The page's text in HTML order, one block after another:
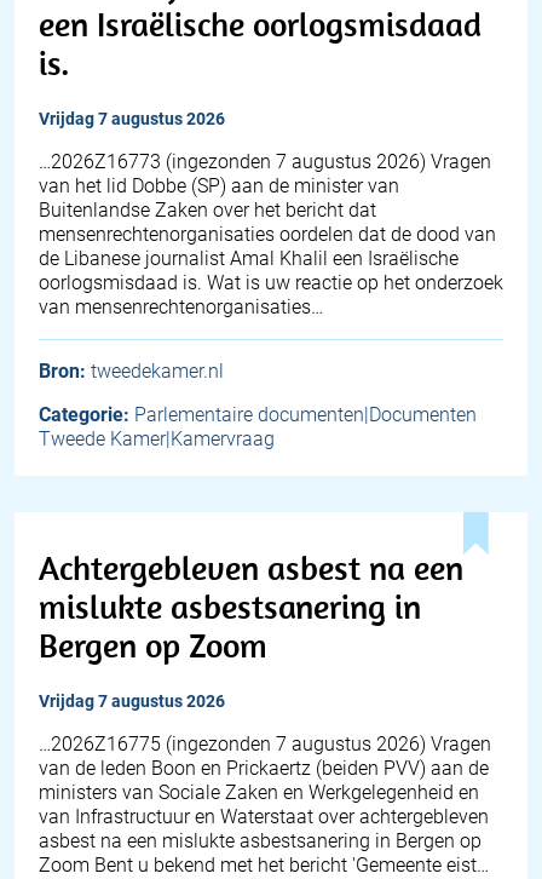
een Israëlische oorlogsmisdaad
is.
vrijdag 7 augustus 2026
… 2026Z16773 (ingezonden 7 augustus 2026) Vragen
van het lid Dobbe (SP) aan de minister van
Buitenlandse Zaken over het bericht dat
mensenrechtenorganisaties oordelen dat de dood van
de Libanese journalist Amal Khalil een Israëlische
oorlogsmisdaad is. Wat is uw reactie op het onderzoek
van mensenrechtenorganisaties…
Bron: tweedekamer.nl
Categorie: Parlementaire documenten|Documenten
Tweede Kamer|Kamervraag
Achtergebleven asbest na een
mislukte asbestsanering in
Bergen op Zoom
vrijdag 7 augustus 2026
… 2026Z16775 (ingezonden 7 augustus 2026) Vragen
van de leden Boon en Prickaertz (beiden PVV) aan de
ministers van Sociale Zaken en Werkgelegenheid en
van Infrastructuur en Waterstaat over achtergebleven
asbest na een mislukte asbestsanering in Bergen op
Zoom Bent u bekend met het bericht 'Gemeente eist…